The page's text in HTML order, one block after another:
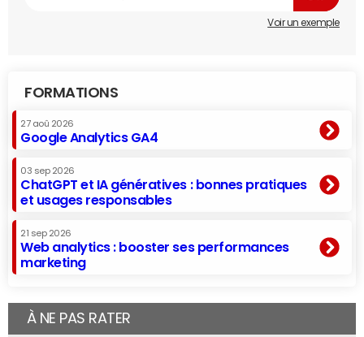
Voir un exemple
FORMATIONS
27 aoû 2026
Google Analytics GA4
03 sep 2026
ChatGPT et IA génératives : bonnes pratiques
et usages responsables
21 sep 2026
Web analytics : booster ses performances
marketing
À NE PAS RATER